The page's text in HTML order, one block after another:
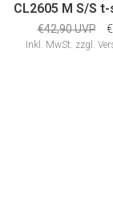
CL2605 M S/S
€42,90 UVP
Inkl. MwSt. zzgl.